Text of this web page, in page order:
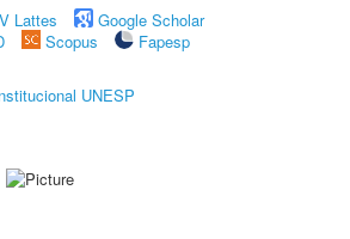
Lattes
Google Scholar
Scopus
Fapesp
UNESP